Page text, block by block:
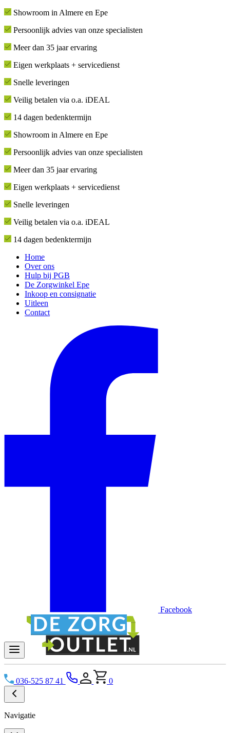
Showroom in Almere en Epe
Persoonlijk advies van onze specialisten
Meer dan 35 jaar ervaring
Eigen werkplaats + servicedienst
Snelle leveringen
Veilig betalen via o.a. iDEAL
14 dagen bedenktermijn
Showroom in Almere en Epe
Persoonlijk advies van onze specialisten
Meer dan 35 jaar ervaring
Eigen werkplaats + servicedienst
Snelle leveringen
Veilig betalen via o.a. iDEAL
14 dagen bedenktermijn
Home
Over ons
Hulp bij PGB
De Zorgwinkel Epe
Inkoop en consignatie
Uitleen
Contact
Facebook
036-525 87 41 0
Navigatie